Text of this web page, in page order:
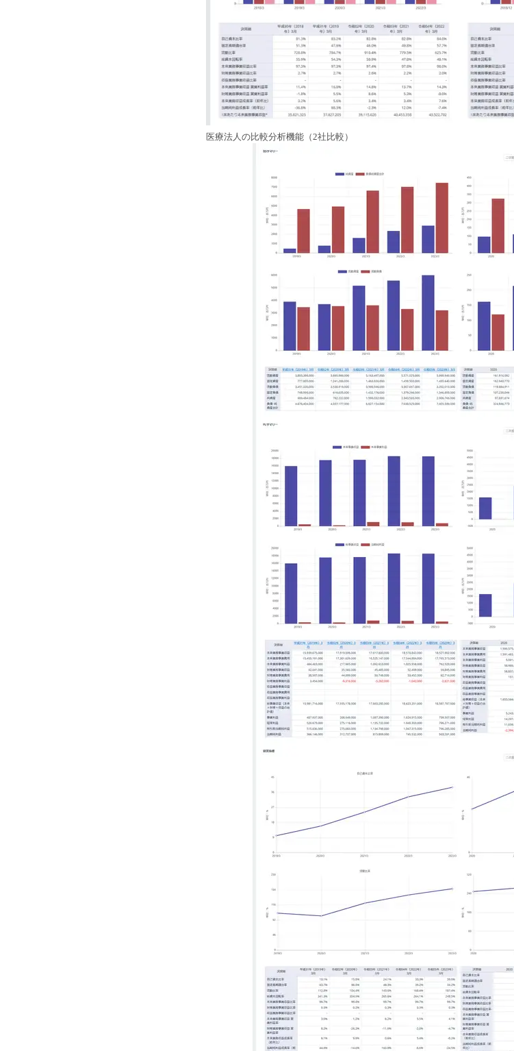
医療法人の比較分析機能（2社比較）